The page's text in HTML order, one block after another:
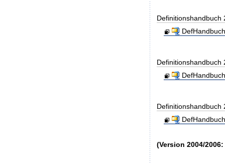
Definitionshandbuch
Definitionshandbuch
Definitionshandbuch
(Version 2004/